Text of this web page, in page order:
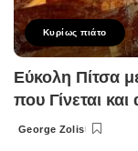
Κυρίως πιάτο
Εύκολη Πίτσα
που Γίνεται
Posted
George Zolis